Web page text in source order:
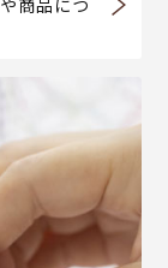
商品につ